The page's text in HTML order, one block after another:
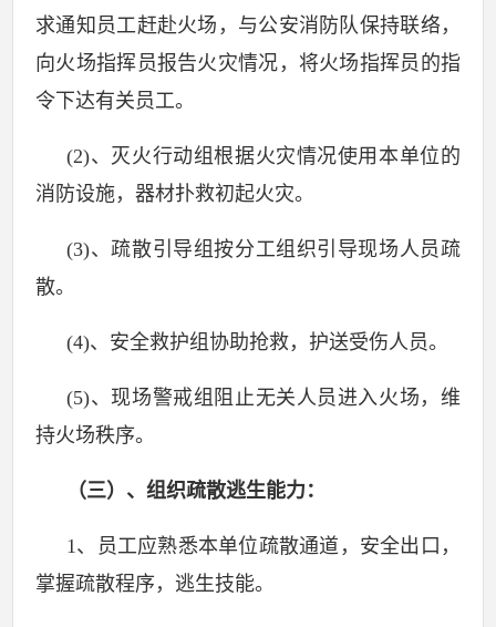
求通知员工赶赴火场，与公安消防队保持联络，
向火场指挥员报告火灾情况，将火场指挥员的指
令下达有关员工。
(2)、灭火行动组根据火灾情况使用本单位的
消防设施，器材扑救初起火灾。
(3)、疏散引导组按分工组织引导现场人员疏
散。
(4)、安全救护组协助抢救，护送受伤人员。
(5)、现场警戒组阻止无关人员进入火场，维
持火场秩序。
（三）、组织疏散逃生能力：
1、员工应熟悉本单位疏散通道，安全出口，
掌握疏散程序，逃生技能。